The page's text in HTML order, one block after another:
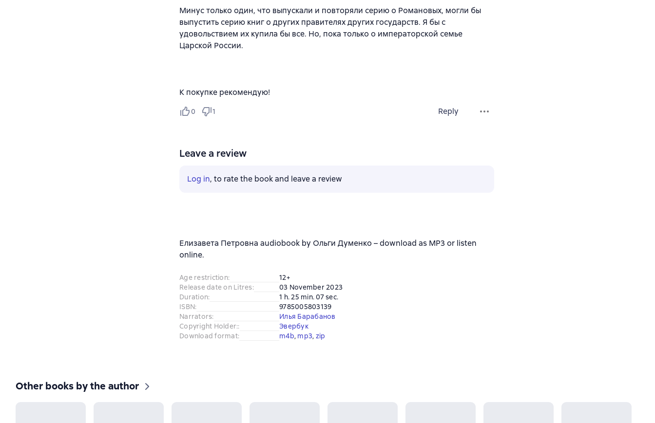
Минус только один, что выпускали и повторяли серию о Романовых, могли бы
выпустить серию книг о других правителях других государств. Я бы с
удовольствием их купила бы все. Но, пока только о императорской семье
Царской России.
К покупке рекомендую!
0 1 Reply
Leave a review
Log in, to rate the book and leave a review
Елизавета Петровна audiobook by Ольги Думенко – download as MP3 or listen
online.
Age restriction:
12+
Release date on Litres:
03 November 2023
Duration:
1 h. 25 min. 07 sec.
ISBN:
9785005803139
Narrators:
Илья Барабанов
Copyright Holder::
Эвербук
Download format: m4b, mp3, zip
Other books by the author